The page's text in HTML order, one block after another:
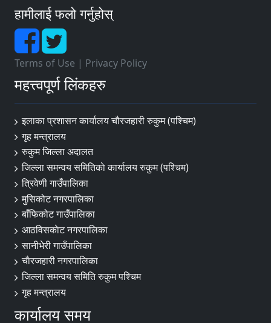
हामीलाई फलो गर्नुहोस्
Terms of Use | Privacy Policy
महत्त्वपूर्ण लिंकहरु
इलाका प्रशासन कार्यालय चौरजहारी रुकुम (पश्चिम)
गृह मन्त्रालय
रुकुम जिल्ला अदालत
जिल्ला समन्वय समितिकाे कार्यालय रुकुम (पश्चिम)
त्रिवेणी गाउँपालिका
मुसिकोट नगरपालिका
बाँफिकोट गाउँपालिका
आठविसकाेट नगरपालिका
सानीभेरी गाउँपालिका
चाैरजहारी नगरपालिका
जिल्ला समन्वय समिति रुकुम पश्चिम
गृह मन्त्रालय
कार्यालय समय